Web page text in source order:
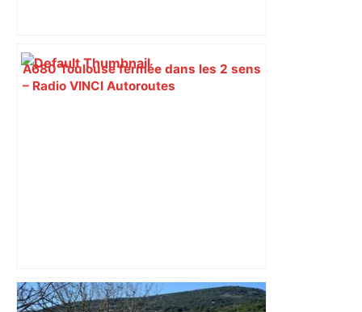
A680 Toulouse fermée dans les 2 sens
– Radio VINCI Autoroutes
"C’est l’une des plus fortes